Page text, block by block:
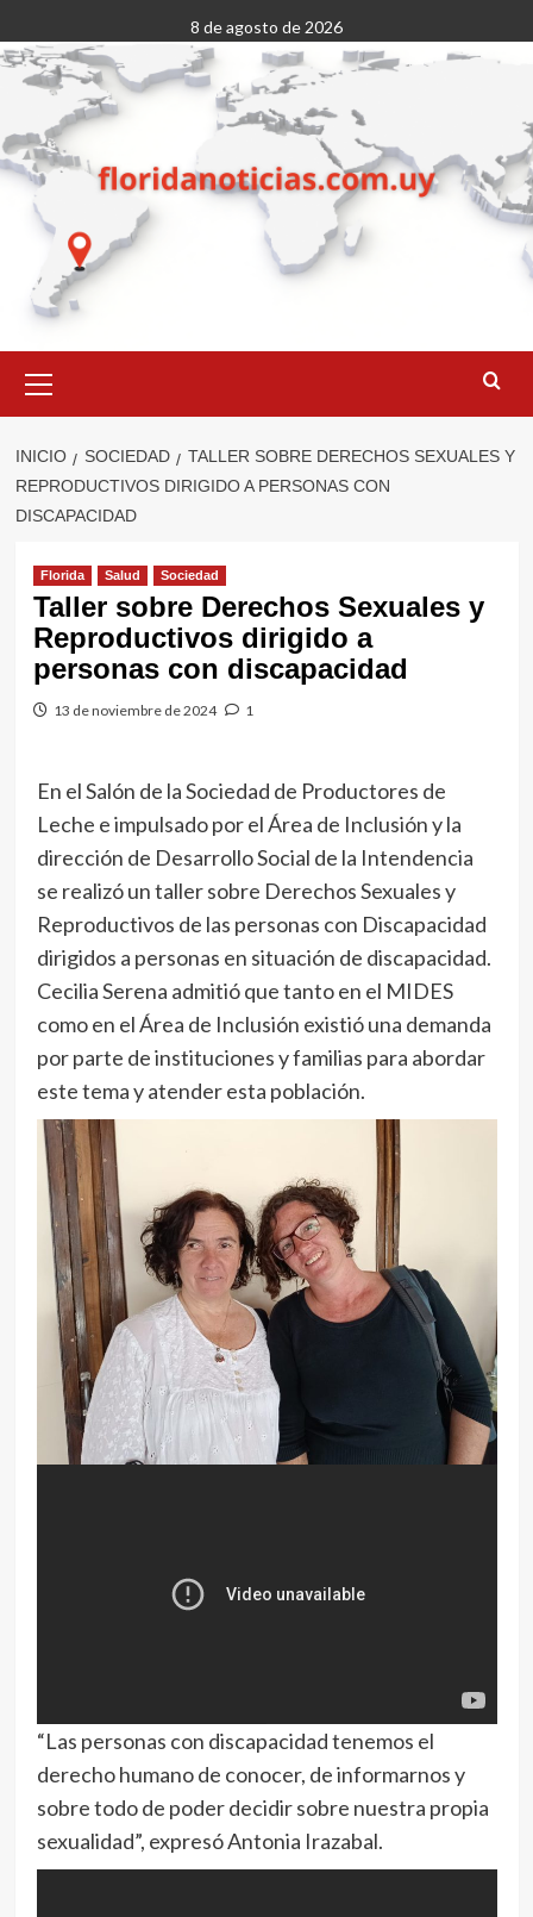
al
contenido
8 de agosto de 2026
primario
INICIO SOCIEDAD
TALLER SOBRE DERECHOS SEXUALES Y
REPRODUCTIVOS DIRIGIDO A PERSONAS CON
DISCAPACIDAD
Florida Salud Sociedad
Taller sobre Derechos Sexuales y
Reproductivos dirigido a
personas con discapacidad
13 de noviembre de 2024 1
En el Salón de la Sociedad de Productores de
Leche e impulsado por el Área de Inclusión y la
dirección de Desarrollo Social de la Intendencia
se realizó un taller sobre Derechos Sexuales y
Reproductivos de las personas con Discapacidad
dirigidos a personas en situación de discapacidad.
Cecilia Serena admitió que tanto en el MIDES
como en el Área de Inclusión existió una demanda
por parte de instituciones y familias para abordar
este tema y atender esta población.
“Las personas con discapacidad tenemos el
derecho humano de conocer, de informarnos y
sobre todo de poder decidir sobre nuestra propia
sexualidad”, expresó Antonia Irazabal.